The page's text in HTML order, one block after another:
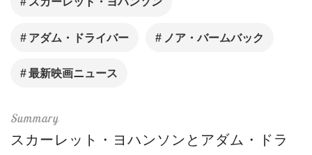
アダム・ドライバー ノア・バームバック
最新映画ニュース
スカーレット・ヨハンソンとアダム・ドラ